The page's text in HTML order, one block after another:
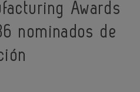
Awards
nominados de